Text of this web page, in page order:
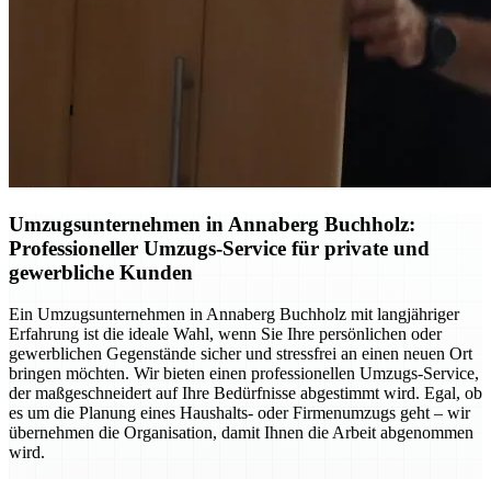
Umzugsunternehmen in Annaberg Buchholz:
Professioneller Umzugs-Service für private und
gewerbliche Kunden
Ein Umzugsunternehmen in Annaberg Buchholz mit langjähriger
Erfahrung ist die ideale Wahl, wenn Sie Ihre persönlichen oder
gewerblichen Gegenstände sicher und stressfrei an einen neuen Ort
bringen möchten. Wir bieten einen professionellen Umzugs-Service,
der maßgeschneidert auf Ihre Bedürfnisse abgestimmt wird. Egal, ob
es um die Planung eines Haushalts- oder Firmenumzugs geht – wir
übernehmen die Organisation, damit Ihnen die Arbeit abgenommen
wird.